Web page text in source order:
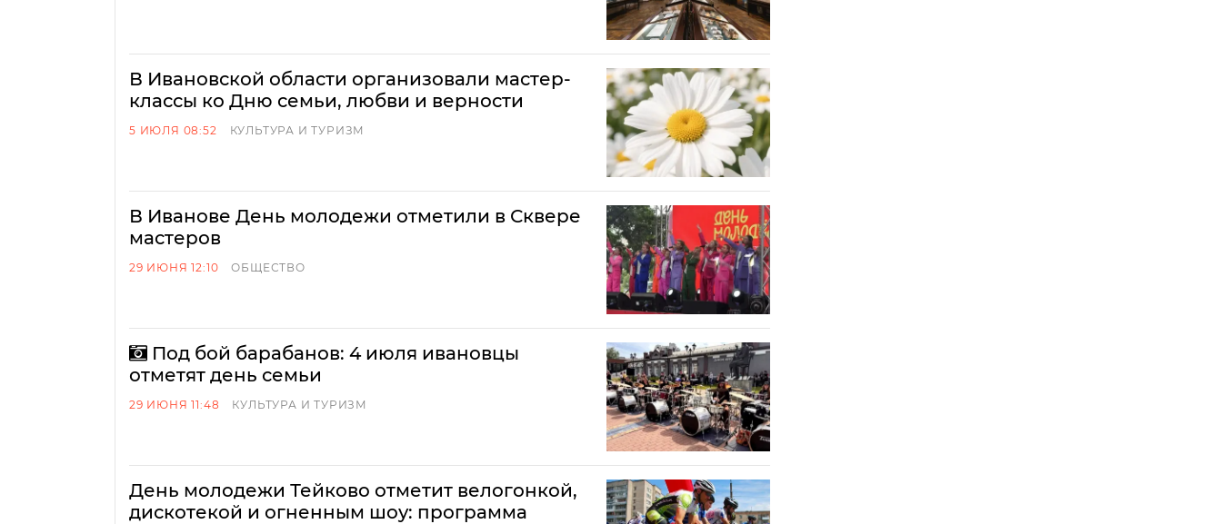
В Ивановской области организовали мастер-
классы ко Дню семьи, любви и верности
5 ИЮЛЯ 08:52 КУЛЬТУРА И ТУРИЗМ
В Иванове День молодежи отметили в Сквере
мастеров
29 ИЮНЯ 12:10 ОБЩЕСТВО
Под бой барабанов: 4 июля ивановцы
отметят день семьи
29 ИЮНЯ 11:48 КУЛЬТУРА И ТУРИЗМ
День молодежи Тейково отметит велогонкой,
дискотекой и огненным шоу: программа